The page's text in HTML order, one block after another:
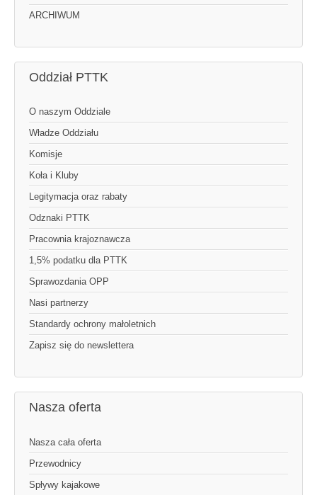
ARCHIWUM
Oddział PTTK
O naszym Oddziale
Władze Oddziału
Komisje
Koła i Kluby
Legitymacja oraz rabaty
Odznaki PTTK
Pracownia krajoznawcza
1,5% podatku dla PTTK
Sprawozdania OPP
Nasi partnerzy
Standardy ochrony małoletnich
Zapisz się do newslettera
Nasza oferta
Nasza cała oferta
Przewodnicy
Spływy kajakowe